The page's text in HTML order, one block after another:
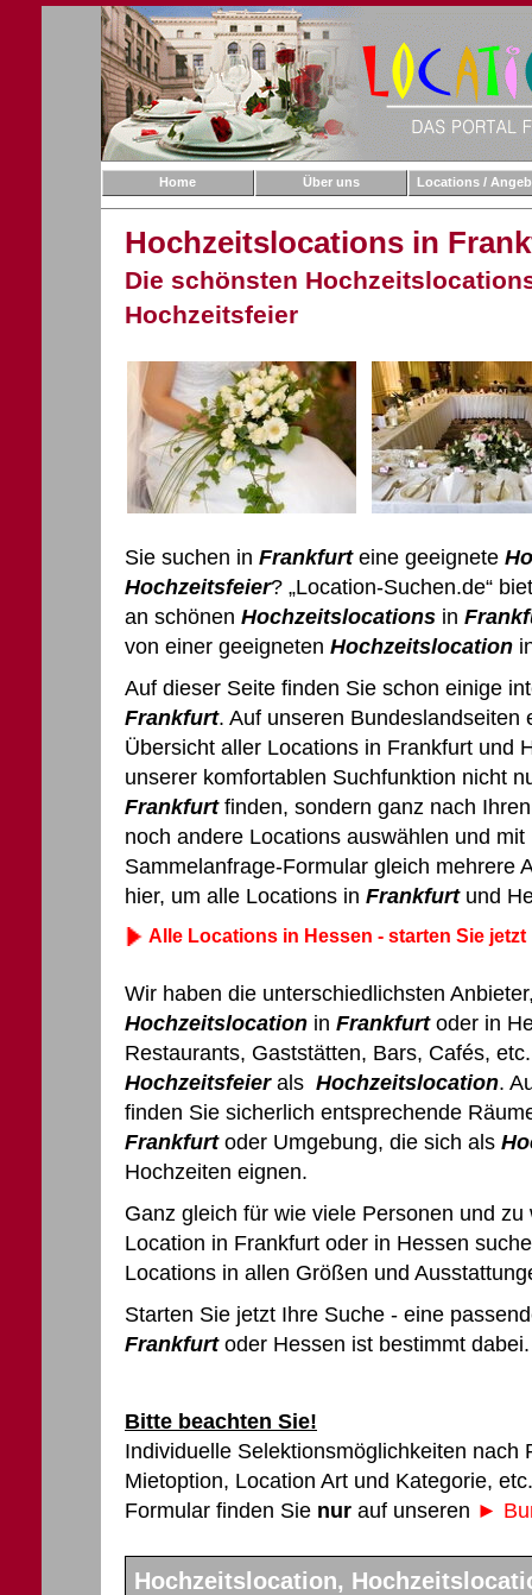
Home Über uns Locations /
Hochzeitslocations in
Die schönsten
Hochzeitsfeier
Sie suchen in Frankfurteine geeignete
Hochzeitsfeier? „Location-Suchen.de“
an schönen Hochzeitslocations in
von einer geeigneten Hochzeitslocation
Auf dieser Seite finden Sie schon einige
Frankfurt. Auf unseren Bundeslandseiten
Übersicht aller Locations in Frankfurt und
unserer komfortablen Suchfunktion nicht
Frankfurtfinden, sondern ganz nach
noch andere Locations auswählen und
Sammelanfrage-Formular gleich mehrere
hier, um alle Locations in Frankfurtund
Alle Locations in Hessen - starten Sie jetzt
Wir haben die unterschiedlichsten
Hochzeitslocation in Frankfurtoder in
Restaurants, Gaststätten, Bars, Cafés,
Hochzeitsfeierals Hochzeitslocation.
finden Sie sicherlich entsprechende
Frankfurtoder Umgebung, die sich als
Hochzeiten eignen.
Ganz gleich für wie viele Personen und
Location in Frankfurt oder in Hessen
Locations in allen Größen und
Starten Sie jetzt Ihre Suche - eine
Frankfurtoder Hessen ist bestimmt dabei.
Bitte beachten Sie!
Individuelle Selektionsmöglichkeiten nach
Mietoption, Location Art und Kategorie,
Formular finden Sie nur auf unseren ►
Hochzeitslocation,